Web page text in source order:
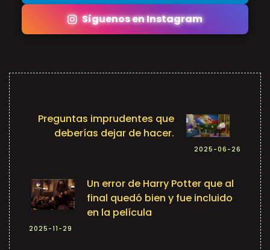
Síguenos en Instagram
Preguntas imprudentes que
deberías dejar de hacer.
2025-06-26
Un error de Harry Potter que al
final quedó bien y fue incluido
en la película
2025-11-29